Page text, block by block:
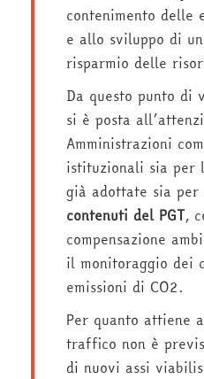
contenimento delle
e allo sviluppo di
risparmio delle
Da questo punto di
si è posta
Amministrazioni
istituzionali sia per
già adottate sia per
contenuti del PGT,
compensazione
il monitoraggio dei
emissioni di CO2.
Per quanto attiene
traffico non è
di nuovi assi